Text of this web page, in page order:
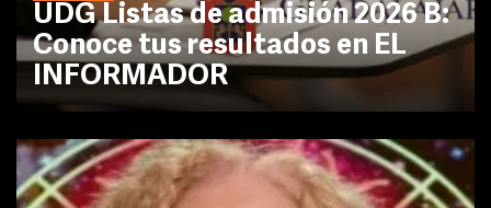
UDG Listas de admisión 2026 B:
Conoce tus resultados en EL
INFORMADOR